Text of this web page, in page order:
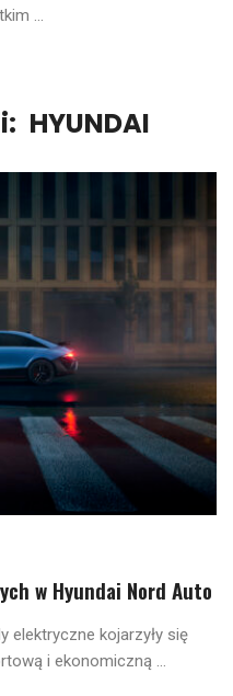
...
HYUNDAI
w Hyundai Nord Auto
elektryczne kojarzyły się
i ekonomiczną ...